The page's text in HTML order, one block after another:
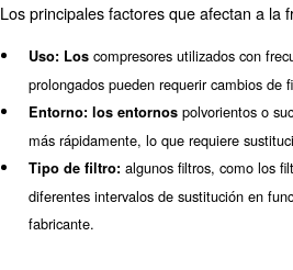
consumen menos energía, lo
Seguridad mejorada: la
sobrecalentamiento y los
obstruidos.
¿Con qué
filtros del